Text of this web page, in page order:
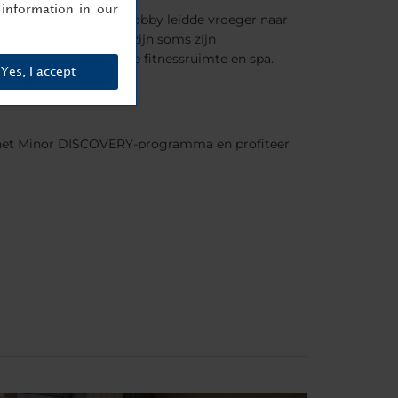
trap in de lobby leidde vroeger naar
(bij slecht weer zijn soms zijn
naar onze kleine fitnessruimte en spa.
Minor DISCOVERY-programma en profiteer
in our
Yes, I accept